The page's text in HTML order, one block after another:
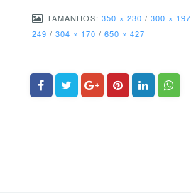
TAMANHOS: 350 × 230 / 300 × 197
249 / 304 × 170 / 650 × 427